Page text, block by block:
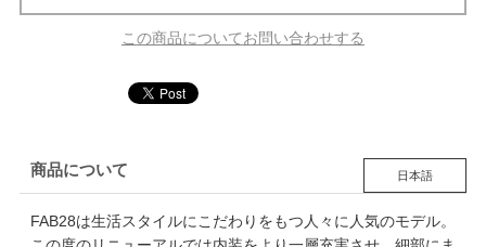
この商品についてお問い合わせする
商品について 日本語
FAB28は生活スタイルにこだわりをもつ人々に人気のモデル。